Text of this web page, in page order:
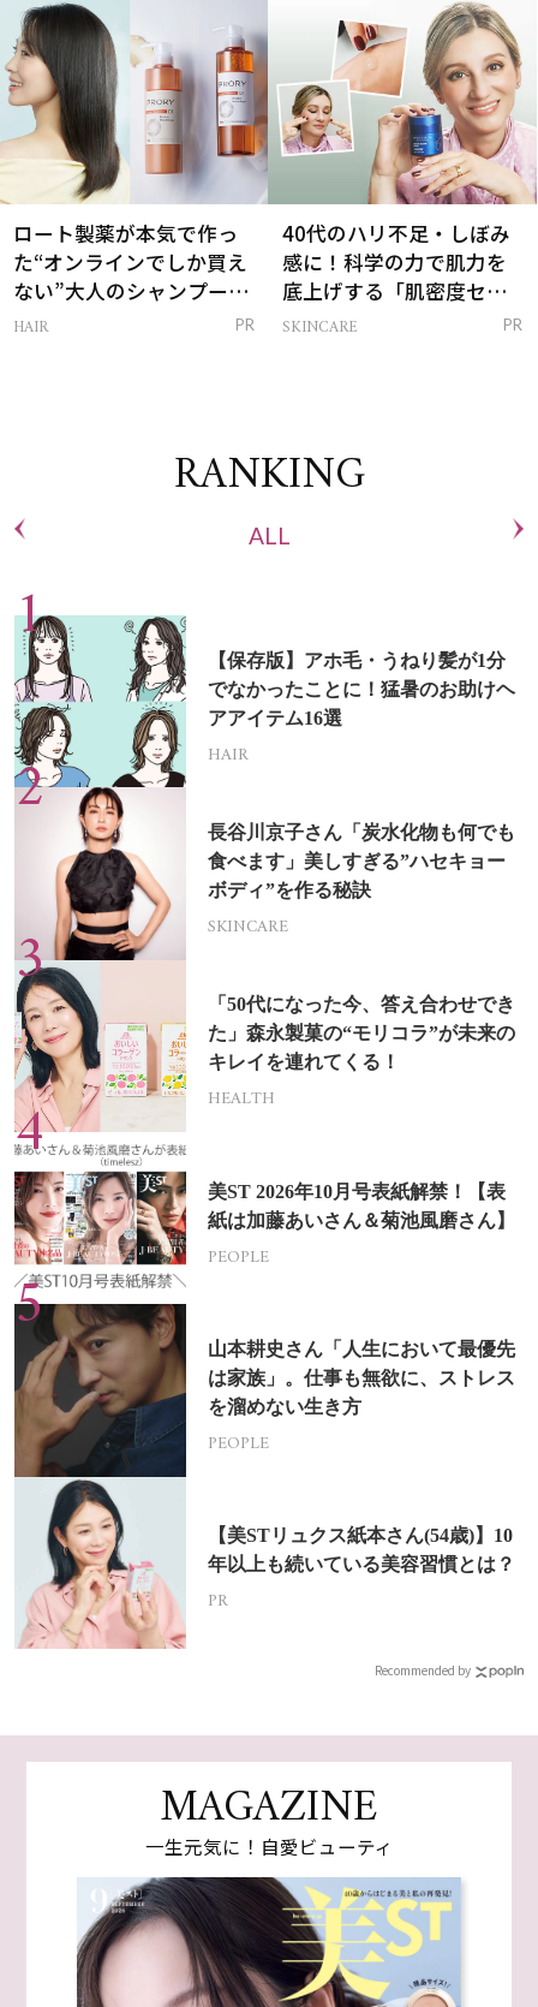
ロート製薬が本気で作っ
た“オンラインでしか買え
ない”大人のシャンプー＆
トリートメントって？
HAIR PR
40代のハリ不足・しぼみ
感に！科学の力で肌力を
底上げする「肌密度セラ
ム」
SKINCARE PR
RANKING
ALL
【保存版】アホ毛・うねり髪が1分
でなかったことに！猛暑のお助けヘ
アアイテム16選
HAIR
長谷川京子さん「炭水化物も何でも
食べます」美しすぎる”ハセキョー
ボディ”を作る秘訣
SKINCARE
「50代になった今、答え合わせでき
た」森永製菓の“モリコラ”が未来の
キレイを連れてくる！
HEALTH
美ST 2026年10月号表紙解禁！【表
紙は加藤あいさん＆菊池風磨さん】
PEOPLE
山本耕史さん「人生において最優先
は家族」。仕事も無欲に、ストレス
を溜めない生き方
PEOPLE
【美STリュクス紙本さん(54歳)】10
年以上も続いている美容習慣とは？
PR
Recommended by
MAGAZINE
一生元気に！自愛ビューティ